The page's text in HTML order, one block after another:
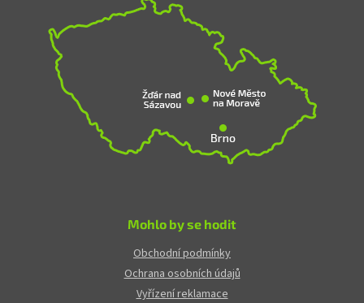
Mohlo by se hodit
Obchodní podmínky
Ochrana osobních údajů
Vyřízení reklamace